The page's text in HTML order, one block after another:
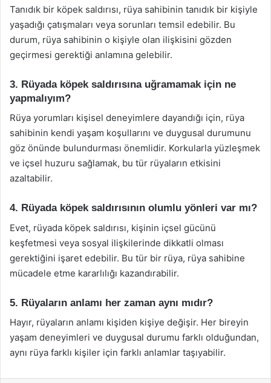
Tanıdık bir köpek saldırısı, rüya sahibinin tanıdık bir kişiyle
yaşadığı çatışmaları veya sorunları temsil edebilir. Bu
durum, rüya sahibinin o kişiyle olan ilişkisini gözden
geçirmesi gerektiği anlamına gelebilir.
3. Rüyada köpek saldırısına uğramamak için ne
yapmalıyım?
Rüya yorumları kişisel deneyimlere dayandığı için, rüya
sahibinin kendi yaşam koşullarını ve duygusal durumunu
göz önünde bulundurması önemlidir. Korkularla yüzleşmek
ve içsel huzuru sağlamak, bu tür rüyaların etkisini
azaltabilir.
4. Rüyada köpek saldırısının olumlu yönleri var mı?
Evet, rüyada köpek saldırısı, kişinin içsel gücünü
keşfetmesi veya sosyal ilişkilerinde dikkatli olması
gerektiğini işaret edebilir. Bu tür bir rüya, rüya sahibine
mücadele etme kararlılığı kazandırabilir.
5. Rüyaların anlamı her zaman aynı mıdır?
Hayır, rüyaların anlamı kişiden kişiye değişir. Her bireyin
yaşam deneyimleri ve duygusal durumu farklı olduğundan,
aynı rüya farklı kişiler için farklı anlamlar taşıyabilir.